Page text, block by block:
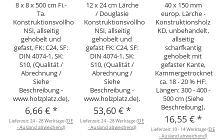
8 x 8 x 500 cm Fi.-
Ta.
Konstruktionsvollholz
NSI, allseitig
gehobelt und
gefast, FK: C24, SF:
DIN 4074-1, SK:
S10, (Qualität /
Abrechnung /
Siehe
Beschreibung -
www.holzplatz.de),
6,66 € *
Lieferzeit:24 - 28 Werktage(DE
- Ausland abweichend)
12 x 24 cm Lärche
/ Douglasie
Konstruktionsvollholz
NSI, allseitig
gehobelt und
gefast FK: C24, SF:
DIN 4074-1, SK:
S10, (Qualität /
Abrechnung /
Siehe
Beschreibung -
www.holzplatz.de),
53,60 € *
Lieferzeit:24 - 28 Werktage(DE
- Ausland abweichend)
40 x 150 mm
europ. Lärche -
Konstruktionsholz
KD, unbehandelt,
allseitig
scharfkantig
gehobelt mit
gefaster Kante,
Kammergetrocknet
ca. 18 - 20 % HF:
Längen: 300 - 400 -
500 cm (Siehe
Beschreibung),
16,55 € *
Lieferzeit: 10 - 14 Werktage(DE
- Ausland abweichend)